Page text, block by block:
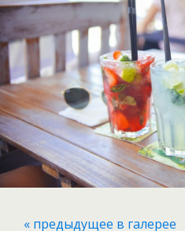
« предыдущее в галерее